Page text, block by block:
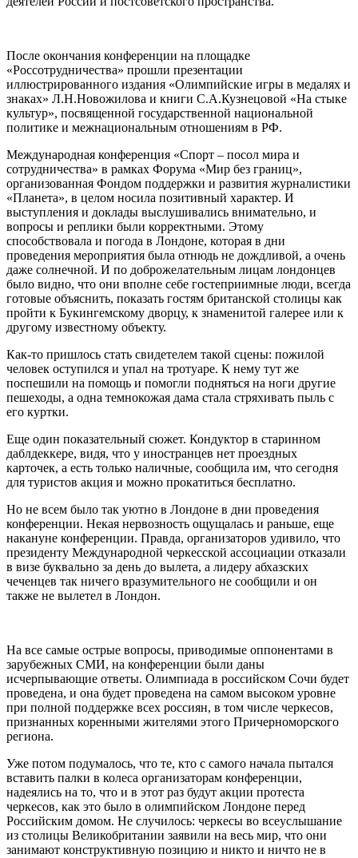
После окончания конференции на площадке
«Россотрудничества» прошли презентации
иллюстрированного издания «Олимпийские игры в медалях и
знаках» Л.Н.Новожилова и книги С.А.Кузнецовой «На стыке
культур», посвященной государственной национальной
политике и межнациональным отношениям в РФ.
Международная конференция «Спорт – посол мира и
сотрудничества» в рамках Форума «Мир без границ»,
организованная Фондом поддержки и развития журналистики
«Планета», в целом носила позитивный характер. И
выступления и доклады выслушивались внимательно, и
вопросы и реплики были корректными. Этому
способствовала и погода в Лондоне, которая в дни
проведения мероприятия была отнюдь не дождливой, а очень
даже солнечной. И по доброжелательным лицам лондонцев
было видно, что они вполне себе гостеприимные люди, всегда
готовые объяснить, показать гостям британской столицы как
пройти к Букингемскому дворцу, к знаменитой галерее или к
другому известному объекту.
Как-то пришлось стать свидетелем такой сцены: пожилой
человек оступился и упал на тротуаре. К нему тут же
поспешили на помощь и помогли подняться на ноги другие
пешеходы, а одна темнокожая дама стала стряхивать пыль с
его куртки.
Еще один показательный сюжет. Кондуктор в старинном
даблдеккере, видя, что у иностранцев нет проездных
карточек, а есть только наличные, сообщила им, что сегодня
для туристов акция и можно прокатиться бесплатно.
Но не всем было так уютно в Лондоне в дни проведения
конференции. Некая нервозность ощущалась и раньше, еще
накануне конференции. Правда, организаторов удивило, что
президенту Международной черкесской ассоциации отказали
в визе буквально за день до вылета, а лидеру абхазских
чеченцев так ничего вразумительного не сообщили и он
также не вылетел в Лондон.
На все самые острые вопросы, приводимые оппонентами в
зарубежных СМИ, на конференции были даны
исчерпывающие ответы. Олимпиада в российском Сочи будет
проведена, и она будет проведена на самом высоком уровне
при полной поддержке всех россиян, в том числе черкесов,
признанных коренными жителями этого Причерноморского
региона.
Уже потом подумалось, что те, кто с самого начала пытался
вставить палки в колеса организаторам конференции,
надеялись на то, что и в этот раз будут акции протеста
черкесов, как это было в олимпийском Лондоне перед
Российским домом. Не случилось: черкесы во всеуслышание
из столицы Великобритании заявили на весь мир, что они
занимают конструктивную позицию и никто и ничто не в